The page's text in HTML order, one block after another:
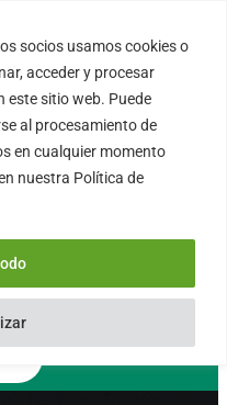
socios usamos cookies o
acceder y procesar
este sitio web. Puede
al procesamiento de
en cualquier momento
nuestra Política de
79
a 6:00PM